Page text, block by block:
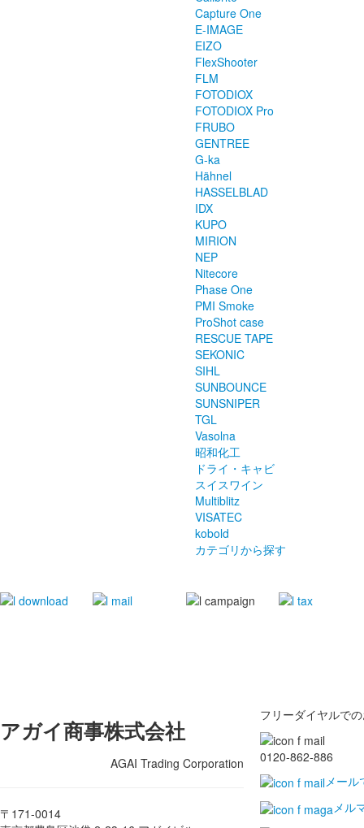
Capture One
E-IMAGE
EIZO
FlexShooter
FLM
FOTODIOX
FOTODIOX Pro
FRUBO
GENTREE
G-ka
Hähnel
HASSELBLAD
IDX
KUPO
MIRION
NEP
Nitecore
Phase One
PMI Smoke
ProShot case
RESCUE TAPE
SEKONIC
SIHL
SUNBOUNCE
SUNSNIPER
TGL
Vasolna
昭和化工
ドライ・キャビ
スイスワイン
Multiblitz
VISATEC
kobold
カテゴリから探す
アガイ商事株式会社
AGAI Trading Corporation
〒171-0014
フリーダイヤルで
0120-862-886
メー
メル